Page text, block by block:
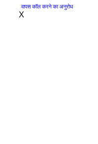
वापस कॉल करने का अनुरोध
X